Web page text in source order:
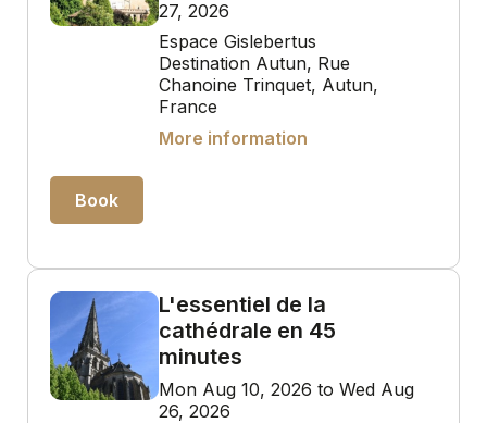
27, 2026
Espace Gislebertus
Destination Autun, Rue
Chanoine Trinquet, Autun,
France
More information
Book
L'essentiel de la
cathédrale en 45
minutes
Mon Aug 10, 2026 to Wed Aug
26, 2026